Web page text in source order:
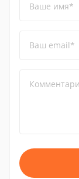
Ваше имя*
Ваш email*